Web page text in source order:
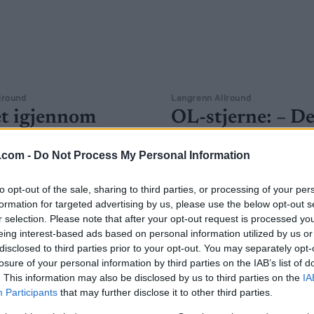
- Do Not Process My Personal Information
opt-out of the sale, sharing to third parties, or processing of your
for targeted advertising by us, please use the below opt-out
selection. Please note that after your opt-out request is processed
interest-based ads based on personal information utilized by us
to third parties prior to your opt-out. You may separately
of your personal information by third parties on the IAB’s list of
This information may also be disclosed by us to third parties on the
Participants that may further disclose it to other third parties.
igjennom
SCHEVE 20.06.2023
har vedtatt endringer i
for OL 2026 i
Langrenn Allround
OL-stjerne: –
langrenn blir så
an
BY INGEBORG SCHEVE
OL-gullvinneren gremmes
utviklingen til langrenn,
idretten på sikt.